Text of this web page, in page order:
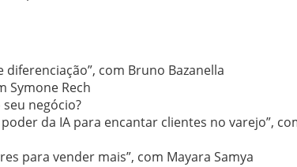
com Bruno Bazanella
Symone Rech
negócio?
da IA para encantar clientes no varejo”,
para vender mais”, com Mayara Samya